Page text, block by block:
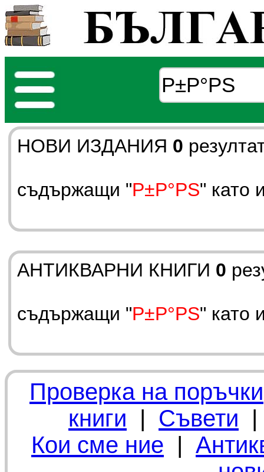
НОВИ ИЗДАНИЯ 0
съдържащи "Р±Р°РЅ" като
АНТИКВАРНИ КНИГИ 0
съдържащи "Р±Р°РЅ" като
Проверка на поръчки
книги | Съвети
Кои сме ние |